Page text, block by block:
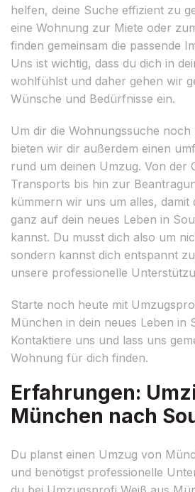
helfen, deine Suche effizient zu
eine Wohnung zur Miete oder
finden gemeinsam die passende
Uns ist wichtig, dass du dich in
wohlfühlst und daher gehen wir
Wünsche und Bedürfnisse ein.
Um dir die Wohnungssuche
bieten wir dir außerdem einen
rund um deinen Umzug. Von der
Transports bis hin zur
kümmern wir uns um alles, damit
ganz auf dein neues Leben in
kannst. Du musst dich also um
sondern kannst dich entspannt
unsere professionelle
Starte noch heute mit
München in dein neues Leben in
Kontaktiere uns und lass uns
Wohnung für dich finden.
Erfahrungen:
München nach
Du planst einen Umzug von
und benötigst professionelle